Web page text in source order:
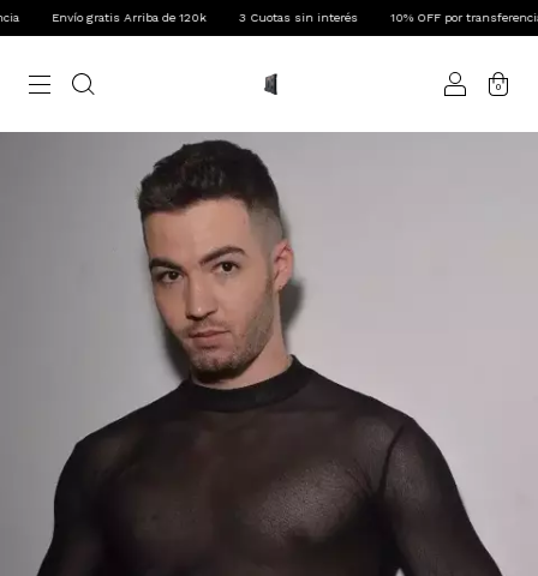
Envío gratis Arriba de 120k 3 Cuotas sin interés 10% OFF por transferencia
0